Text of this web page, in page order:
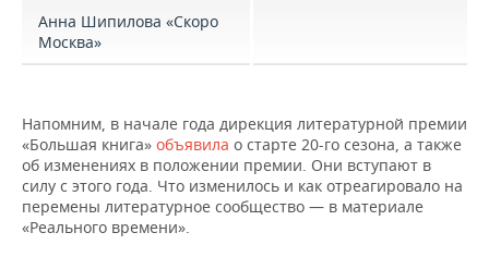
Анна Шипилова «Скоро
Москва»
Напомним, в начале года дирекция литературной премии
«Большая книга» объявила о старте 20-го сезона, а также
об изменениях в положении премии. Они вступают в
силу с этого года. Что изменилось и как отреагировало на
перемены литературное сообщество — в материале
«Реального времени».